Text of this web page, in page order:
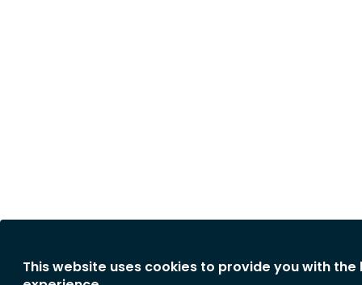
This website uses cookies to provide you with the